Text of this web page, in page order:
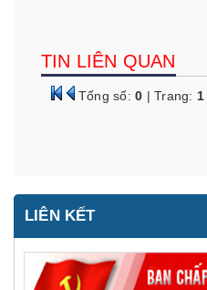
TIN LIÊN QUAN
Tổng số:0 | Trang: 1
LIÊN KẾT